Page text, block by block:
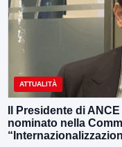
ATTUALITÀ
Il Presidente di
nominato nella